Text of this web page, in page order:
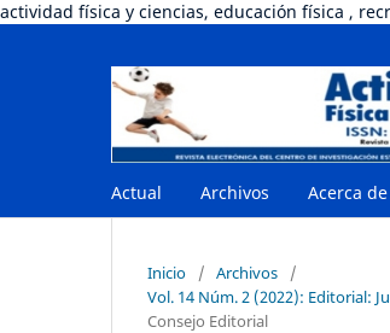
actividad física y ciencias, educación física ,
Actual Archivos Acerca de
Inicio / Archivos
/
Vol. 14 Núm. 2 (2022): Editorial:
Consejo Editorial